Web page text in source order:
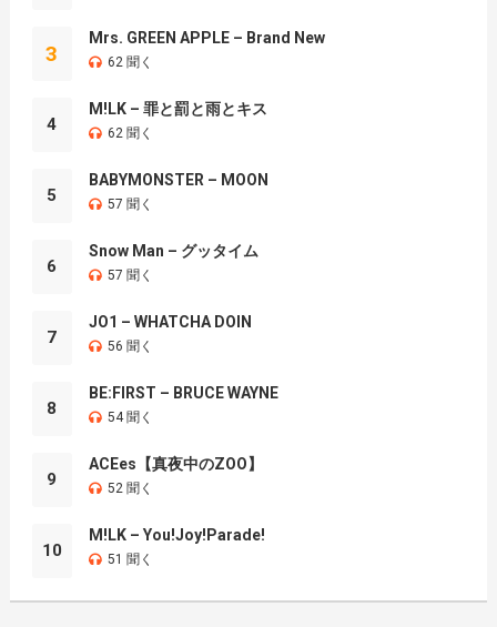
3
Mrs. GREEN APPLE – Brand New
62 聞く
4
M!LK – 罪と罰と雨とキス
62 聞く
5
BABYMONSTER – MOON
57 聞く
6
Snow Man – グッタイム
57 聞く
7
JO1 – WHATCHA DOIN
56 聞く
8
BE:FIRST – BRUCE WAYNE
54 聞く
9
ACEes【真夜中のZOO】
52 聞く
10
M!LK – You!Joy!Parade!
51 聞く